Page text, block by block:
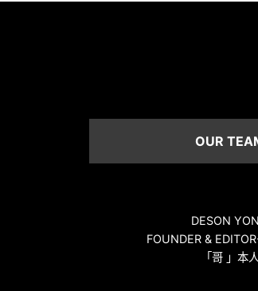
OUR
DESON
FOUNDER &
「哥 」本人